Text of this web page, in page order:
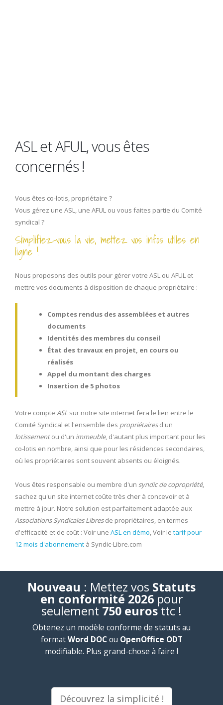
ASL et AFUL, vous êtes
concernés !
Vous êtes co-lotis, propriétaire ?
Vous gérez une ASL, une AFUL ou vous faites partie du Comité
syndical ?
Simplifiez-vous la vie, mettez vos infos utiles en
ligne !
Nous proposons des outils pour gérer votre ASL ou AFUL et
mettre vos documents à disposition de chaque propriétaire :
Comptes rendus des assemblées et autres
documents
Identités des membres du conseil
État des travaux en projet, en cours ou
réalisés
Appel du montant des charges
Insertion de 5 photos
Votre compte ASL sur notre site internet fera le lien entre le
Comité Syndical et l'ensemble des propriétairesd'un
lotissementou d'un immeuble, d'autant plus important pour les
co-lotis en nombre, ainsi que pour les résidences secondaires,
où les propriétaires sont souvent absents ou éloignés.
Vous êtes responsable ou membre d'un syndic de copropriété,
sachez qu'un site internet coûte très cher à concevoir et à
mettre à jour. Notre solution est parfaitement adaptée aux
Associations Syndicales Libresde propriétaires, en termes
d'efficacité et de coût : Voir une ASL en démo, Voir le tarif pour
12 mois d'abonnement à Syndic-Libre.com
Nouveau : Mettez vos Statuts
en conformité 2026pour
seulement 750 eurosttc !
Obtenez un modèle conforme de statuts au
formatWord DOCou OpenOffice ODT
modifiable. Plus grand-chose à faire !
Découvrez la simplicité !